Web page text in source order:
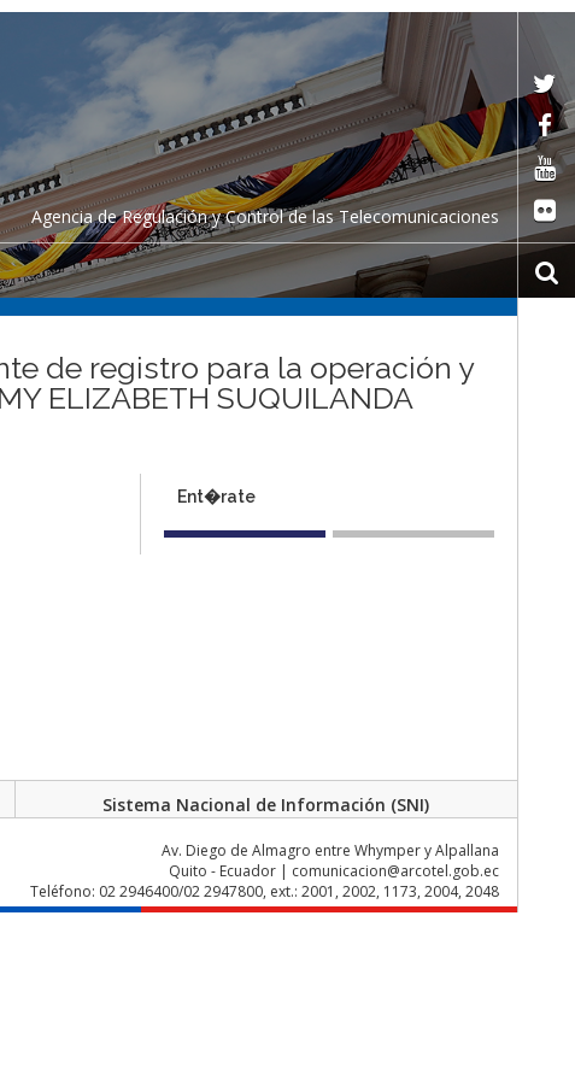
Agencia de Regulación y Control de las Telecomunicaciones
de registro para la operación y
ELIZABETH SUQUILANDA
Ent�rate
Sistema Nacional de Información (SNI)
Av. Diego de Almagro entre Whymper y Alpallana
Quito - Ecuador | comunicacion@arcotel.gob.ec
Teléfono: 02 2946400/02 2947800, ext.: 2001, 2002, 1173, 2004, 2048